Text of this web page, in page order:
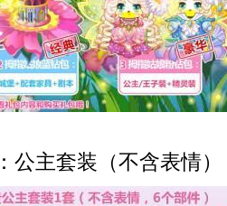
公主套装（不含表情）